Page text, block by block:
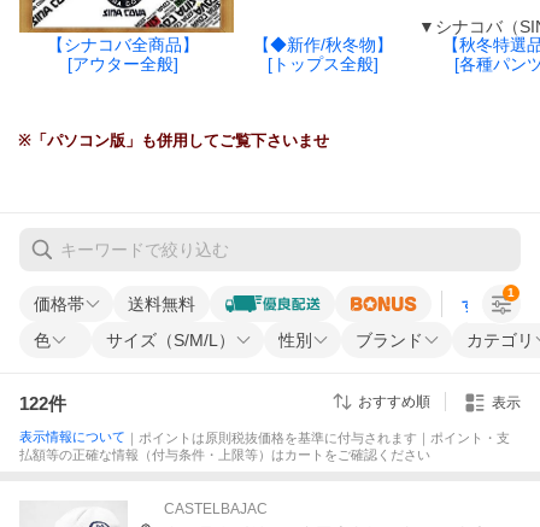
▼シナコバ（
【シナコバ全商品】
【◆新作/秋冬物】
【秋冬特選
[アウター全般]
[トップス全般] [各種パン
※「パソコン版」も併用してご覧下さいませ
価格帯 送料無料 すべての条
色 サイズ（S/M/L） 性別 ブランド カテゴリ
1
122件 おすすめ順 表示
表示情報について ｜ポイントは原則税抜価格を基準に付与されます｜ポイント・支
払額等の正確な情報（付与条件・上限等）はカートをご確認ください
CASTELBAJAC